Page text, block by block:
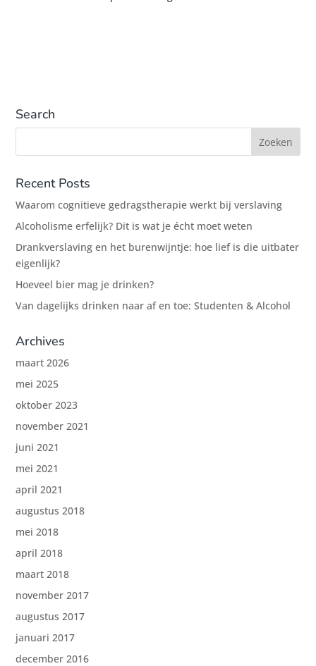
Search
Recent Posts
Waarom cognitieve gedragstherapie werkt bij verslaving
Alcoholisme erfelijk? Dit is wat je écht moet weten
Drankverslaving en het burenwijntje: hoe lief is die uitbater
eigenlijk?
Hoeveel bier mag je drinken?
Van dagelijks drinken naar af en toe: Studenten & Alcohol
Archives
maart 2026
mei 2025
oktober 2023
november 2021
juni 2021
mei 2021
april 2021
augustus 2018
mei 2018
april 2018
maart 2018
november 2017
augustus 2017
januari 2017
december 2016